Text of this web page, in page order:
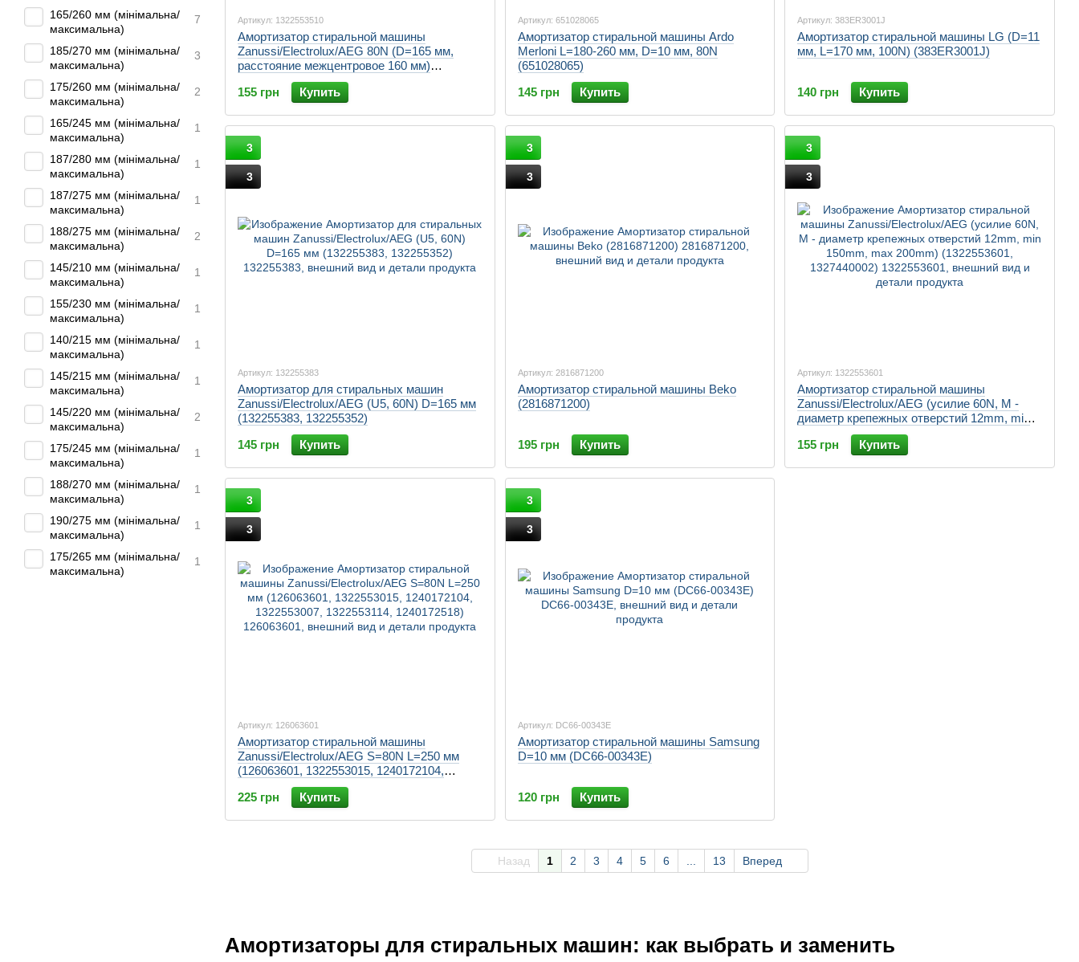
Амортизаторы для стиральных машин: как выбрать и заменить
Артикул: 1322553510
Амортизатор стиральной машины
Zanussi/Electrolux/AEG 80N (D=165 мм,
расстояние межцентровое 160 мм)
(1322553510, 1292348941, 1466200019,
1322553502, 1
155 грн Купить
Артикул: 651028065
Амортизатор стиральной машины Ardo
Merloni L=180-260 мм, D=10 мм, 80N
(651028065)
145 грн
Купить
Артикул: 383ER3001J
Амортизатор стиральной машины LG (D=11
мм, L=170 мм, 100N) (383ER3001J)
140 грн Купить
3
3
Артикул: 132255383
Амортизатор для стиральных машин
Zanussi/Electrolux/AEG (U5, 60N) D=165 мм
(132255383, 132255352)
145 грн
Купить
3
3
Артикул: 2816871200
Амортизатор стиральной машины Beko
(2816871200)
195 грн Купить
3
3
Артикул: 1322553601
Амортизатор стиральной машины
Zanussi/Electrolux/AEG (усилие 60N, M -
диаметр крепежных отверстий 12mm, min
150mm, max 200mm) (1322553601,
1327440002)
155 грн Купить
3
3
Артикул: 126063601
Амортизатор стиральной машины
Zanussi/Electrolux/AEG S=80N L=250 мм
(126063601, 1322553015, 1240172104,
1322553007, 1322553114, 1240172518)
225 грн
Купить
3
3
Артикул: DC66-00343E
Амортизатор стиральной машины Samsung
D=10 мм (DC66-00343E)
120 грн Купить
Назад 1 2 3 4 5 6 13 Вперед
165/260 мм (мінімальна/
максимальна)
7
185/270 мм (мінімальна/
максимальна)
3
175/260 мм (мінімальна/
максимальна)
2
165/245 мм (мінімальна/
максимальна)
1
187/280 мм (мінімальна/
максимальна)
1
187/275 мм (мінімальна/
максимальна)
1
188/275 мм (мінімальна/
максимальна)
2
145/210 мм (мінімальна/
максимальна)
1
155/230 мм (мінімальна/
максимальна)
1
140/215 мм (мінімальна/
максимальна)
1
145/215 мм (мінімальна/
максимальна)
1
145/220 мм (мінімальна/
максимальна)
2
175/245 мм (мінімальна/
максимальна)
1
188/270 мм (мінімальна/
максимальна)
1
190/275 мм (мінімальна/
максимальна)
1
175/265 мм (мінімальна/
максимальна)
1